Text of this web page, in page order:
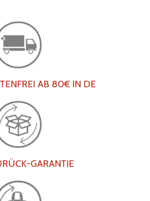
AB 80€ IN DE
GARANTIE